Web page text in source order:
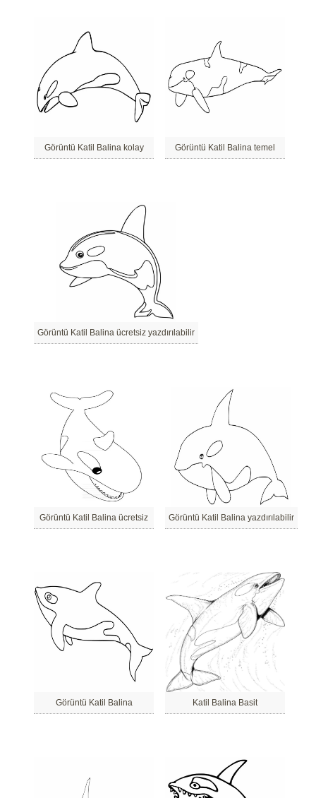
Görüntü Katil Balina kolay Görüntü Katil Balina temel
Görüntü Katil Balina ücretsiz yazdırılabilir
Görüntü Katil Balina ücretsiz Görüntü Katil Balina yazdırılabilir
Görüntü Katil Balina Katil Balina Basit